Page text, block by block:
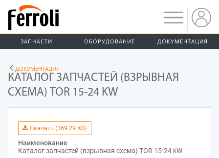
ЗАПЧАСТИ ОБОРУДОВАНИЕ ДОКУМЕНТАЦИЯ
ДОКУМЕНТАЦИЯ
КАТАЛОГ ЗАПЧАСТЕЙ (ВЗРЫВНАЯ
СХЕМА) TOR 15-24 KW
Скачать (369.29 Кб)
Наименование
Каталог запчастей (взрывная схема) TOR 15-24 kW